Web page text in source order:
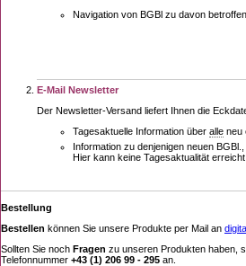
Navigation von BGBl zu davon
E-Mail Newsletter
Der Newsletter-Versand liefert Ihnen die
Tagesaktuelle Information über alle neu
Information zu denjenigen neuen
Hier kann keine Tagesaktualität
Bestellung
Bestellen können Sie unsere Produkte per Mail an
Sollten Sie noch Fragen zu unseren Produkten haben,
Telefonnummer +43 (1) 206 99 - 295 an.